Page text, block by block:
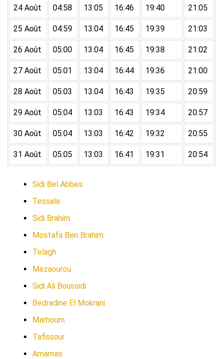
24 Août 04:58 13:05 16:46 19:40 21:05
25 Août 04:59 13:04 16:45 19:39 21:03
26 Août 05:00 13:04 16:45 19:38 21:02
27 Août 05:01 13:04 16:44 19:36 21:00
28 Août 05:03 13:04 16:43 19:35 20:59
29 Août 05:04 13:03 16:43 19:34 20:57
30 Août 05:04 13:03 16:42 19:32 20:55
31 Août 05:05 13:03 16:41 19:31 20:54
Sidi Bel Abbes
Tessala
Sidi Brahim
Mostafa Ben Brahim
Telagh
Mezaourou
Sidi Ali Boussidi
Bedradine El Mokrani
Marhoum
Tafissour
Amarnas